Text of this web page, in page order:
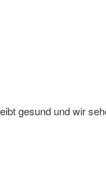
gesund und wir